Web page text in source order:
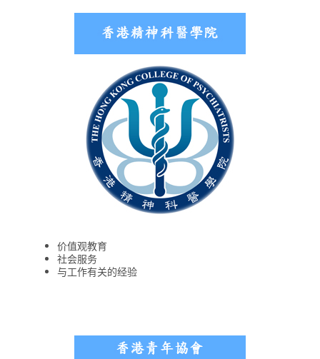
价值观教育
社会服务
与工作有关的经验